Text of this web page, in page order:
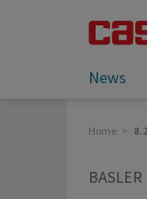
News
Sie lesen:
Home